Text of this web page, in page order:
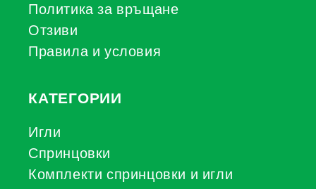
Политика за връщане
Отзиви
Правила и условия
КАТЕГОРИИ
Игли
Спринцовки
Комплекти спринцовки и игли